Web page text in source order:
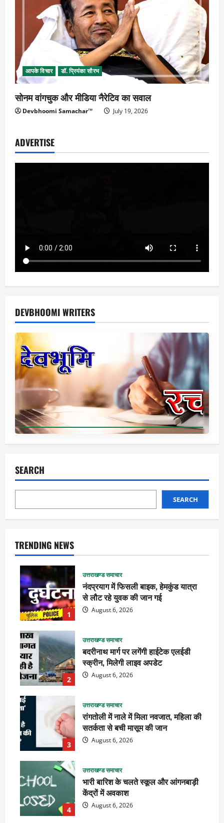
आपके विचार डॉ. प्रियंका सौरभ
सोनम वांगचुक और मीडिया नैरेटिव का सवाल
Devbhoomi Samachar™ July 19, 2026
ADVERTISE
DEVBHOOMI WRITERS
SEARCH
SEARCH
TRENDING NEWS
1
उत्तराखण्ड समाचार
नंदप्रयाग में फिसली बाइक, हेमकुंड यात्रा
से लौट रहे युवक की जान गई
August 6, 2026
2
उत्तराखण्ड समाचार
बदरीनाथ मार्ग पर लगेंगी हाईटेक एलईडी
स्क्रीन, मिलेगी लाइव अपडेट
August 6, 2026
3
उत्तराखण्ड समाचार
रांगतोली में नाले में मिला नवजात, महिला की
सतर्कता से बची मासूम की जान
August 6, 2026
4
उत्तराखण्ड समाचार
भारी बारिश के चलते स्कूल और आंगनबाड़ी
केंद्रों में अवकाश
August 6, 2026